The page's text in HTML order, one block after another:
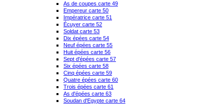
As de coupes carte 49
Empereur carte 50
Impératrice carte 51
Écuyer carte 52
Soldat carte 53
Dix épées carte 54
Neuf épées carte 55
Huit épées carte 56
Sept d'épées carte 57
Six épées carte 58
Cinq épées carte 59
Quatre épées carte 60
Trois épées carte 61
As d'épées carte 63
Soudan d'Egypte carte 64